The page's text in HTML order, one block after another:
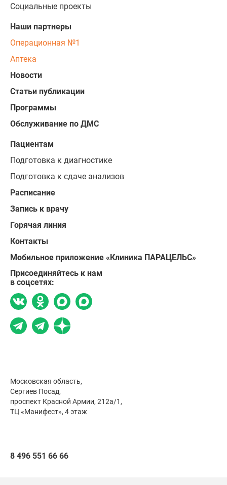
Социальные проекты
Наши партнеры
Операционная №1
Аптека
Новости
Статьи публикации
Программы
Обслуживание по ДМС
Пациентам
Подготовка к диагностике
Подготовка к сдаче анализов
Расписание
Запись к врачу
Горячая линия
Контакты
Мобильное приложение «Клиника ПАРАЦЕЛЬС»
Присоединяйтесь к нам
в соцсетях:
Московская область,
Сергиев Посад,
проспект Красной Армии, 212а/1,
ТЦ «Манифест», 4 этаж
8 496 551 66 66